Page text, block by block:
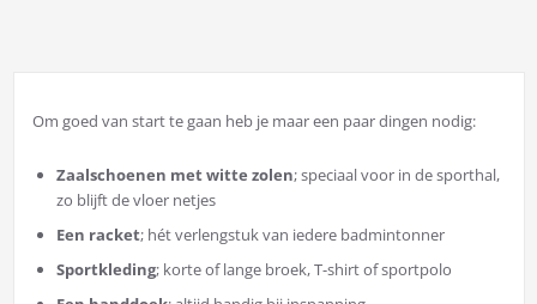
Om goed van start te gaan heb je maar een paar dingen nodig:
Zaalschoenen met witte zolen; speciaal voor in de sporthal,
zo blijft de vloer netjes
Een racket; hét verlengstuk van iedere badmintonner
Sportkleding; korte of lange broek, T-shirt of sportpolo